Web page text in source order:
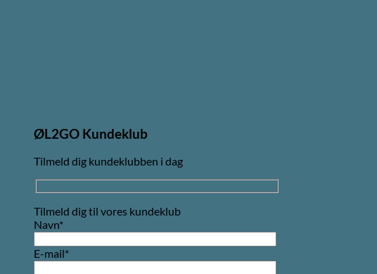
ØL2GO Kundeklub
Tilmeld dig kundeklubben i dag
Tilmeld dig til vores kundeklub
Navn*
E-mail*